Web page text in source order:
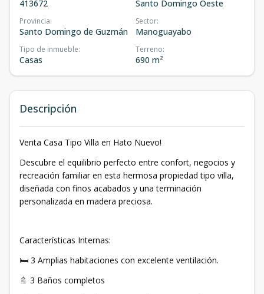
413672 Santo Domingo Oeste
Provincia:
Santo Domingo de Guzmán
Sector:
Manoguayabo
Tipo de inmueble:
Casas
Terreno:
690 m²
Descripción
Venta Casa Tipo Villa en Hato Nuevo!
Descubre el equilibrio perfecto entre confort, negocios y
recreación familiar en esta hermosa propiedad tipo villa,
diseñada con finos acabados y una terminación
personalizada en madera preciosa.
Características Internas:
🛏️ 3 Amplias habitaciones con excelente ventilación.
🚿 3 Baños completos